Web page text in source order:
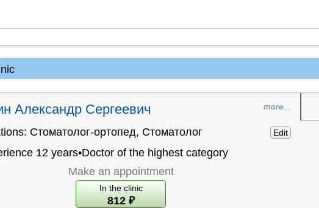
Александр Сергеевич more...
Стоматолог-ортопед, Стоматолог Edit
12 years•Doctor of the highest category
Make an appointment
In the clinic
812 ₽